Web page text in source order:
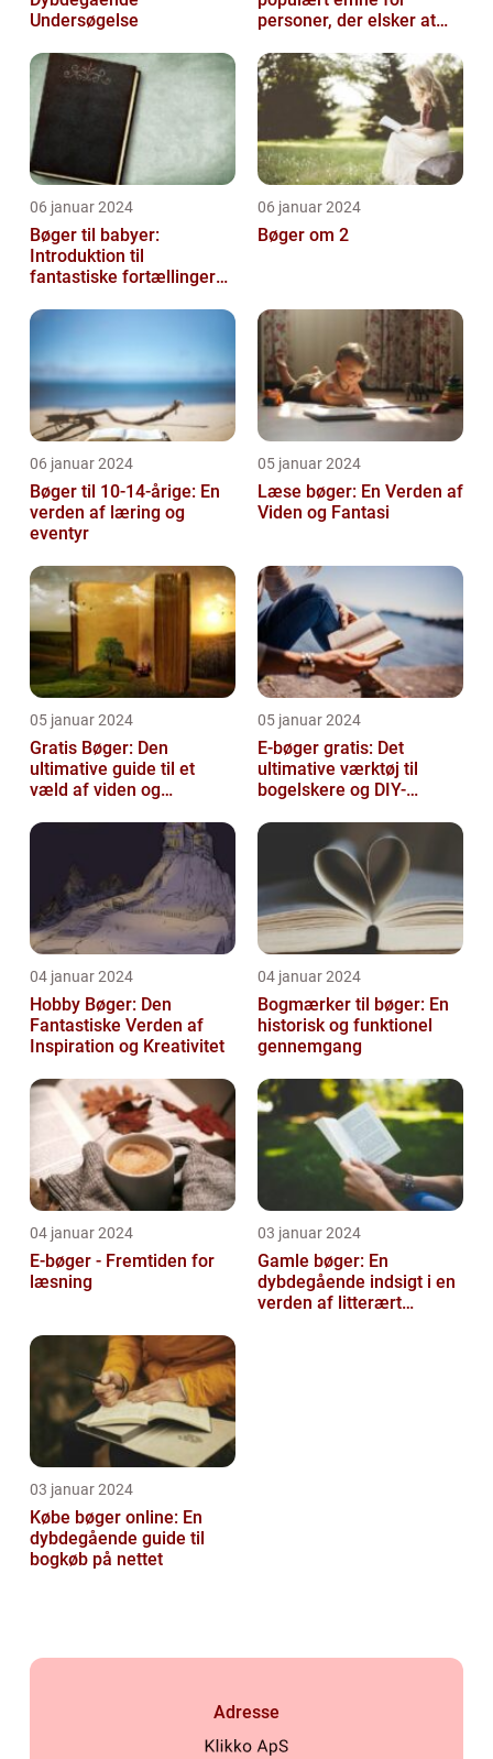
Undersøgelse
personer, der elsker at
deres bøger
06 januar 2024
Bøger til babyer:
Introduktion til
fantastiske fortællinger
06 januar 2024
Bøger om 2
06 januar 2024
Bøger til 10-14-årige: En
verden af læring og
eventyr
05 januar 2024
Læse bøger: En Verden af
Viden og Fantasi
05 januar 2024
Gratis Bøger: Den
ultimative guide til et
væld af viden og
05 januar 2024
E-bøger gratis: Det
ultimative værktøj til
bogelskere og DIY-
04 januar 2024
Hobby Bøger: Den
Fantastiske Verden af
Inspiration og Kreativitet
04 januar 2024
Bogmærker til bøger: En
historisk og funktionel
gennemgang
04 januar 2024
E-bøger - Fremtiden for
læsning
03 januar 2024
Gamle bøger: En
dybdegående indsigt i en
verden af litterært
03 januar 2024
Købe bøger online: En
dybdegående guide til
bogkøb på nettet
Adresse